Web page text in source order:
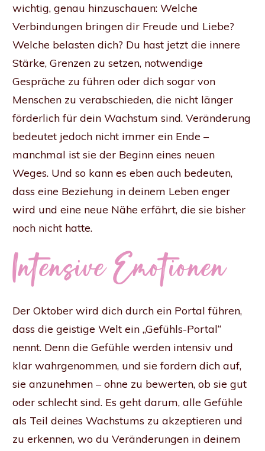
wichtig, genau hinzuschauen: Welche
Verbindungen bringen dir Freude und Liebe?
Welche belasten dich? Du hast jetzt die innere
Stärke, Grenzen zu setzen, notwendige
Gespräche zu führen oder dich sogar von
Menschen zu verabschieden, die nicht länger
förderlich für dein Wachstum sind. Veränderung
bedeutet jedoch nicht immer ein Ende –
manchmal ist sie der Beginn eines neuen
Weges. Und so kann es eben auch bedeuten,
dass eine Beziehung in deinem Leben enger
wird und eine neue Nähe erfährt, die sie bisher
noch nicht hatte.
Intensive Emotionen
Der Oktober wird dich durch ein Portal führen,
dass die geistige Welt ein „Gefühls-Portal“
nennt. Denn die Gefühle werden intensiv und
klar wahrgenommen, und sie fordern dich auf,
sie anzunehmen – ohne zu bewerten, ob sie gut
oder schlecht sind. Es geht darum, alle Gefühle
als Teil deines Wachstums zu akzeptieren und
zu erkennen, wo du Veränderungen in deinem